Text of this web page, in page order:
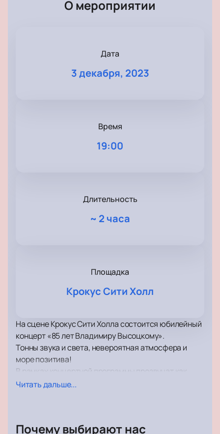
О мероприятии
Дата
3 декабря, 2023
Время
19:00
Длительность
~ 2 часа
Площадка
Крокус Сити Холл
На сцене Крокус Сити Холла состоится юбилейный
концерт «85 лет Владимиру Высоцкому».
Тонны звука и света, невероятная атмосфера и
море позитива!
В рамках концертной программы прозвучат как
хорошо известные поклонникам, так и самые
отличного настроения, возможность вживую
Читать дальше...
Почему выбирают нас